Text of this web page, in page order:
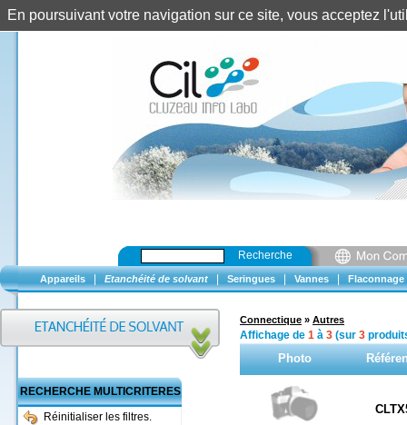
Recherche
Appareils Etanchéité de solvant Seringues Vannes Flaconnage
RECHERCHE MULTICRITERES
Réinitialiser les filtres.
Connectique » Autres
Affichage de 1 à 3 (sur 3
Photo
En poursuivant votre navigation sur ce site, vous acceptez